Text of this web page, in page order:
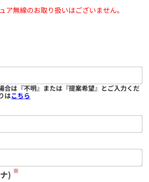
ア無線のお取り扱いはございません。
合は『不明』または『提案希望』とご入力くだ
はこちら
) ※